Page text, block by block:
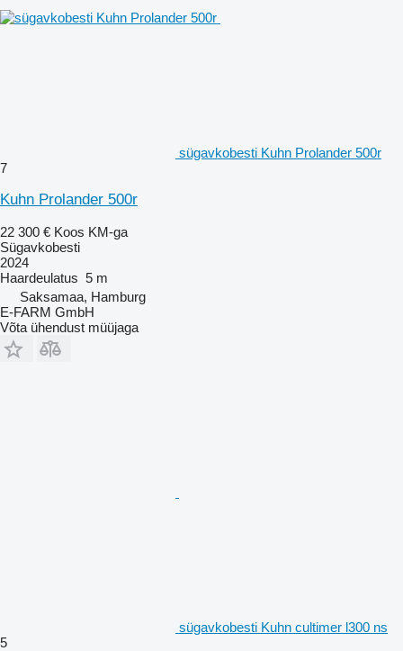
sügavkobesti Kuhn Prolander 500r
7
Kuhn Prolander 500r
22 300 € Koos KM-ga
Sügavkobesti
2024
Haardeulatus 5 m
Saksamaa, Hamburg
E-FARM GmbH
Võta ühendust müüjaga
sügavkobesti Kuhn cultimer l300 ns
5